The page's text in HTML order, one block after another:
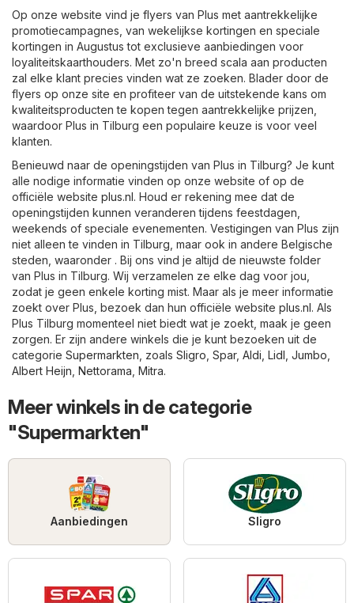
Op onze website vind je flyers van Plus met aantrekkelijke
promotiecampagnes, van wekelijkse kortingen en speciale
kortingen in Augustus tot exclusieve aanbiedingen voor
loyaliteitskaarthouders. Met zo'n breed scala aan producten
zal elke klant precies vinden wat ze zoeken. Blader door de
flyers op onze site en profiteer van de uitstekende kans om
kwaliteitsproducten te kopen tegen aantrekkelijke prijzen,
waardoor Plus in Tilburg een populaire keuze is voor veel
klanten.
Benieuwd naar de openingstijden van Plus in Tilburg? Je kunt
alle nodige informatie vinden op onze website of op de
officiële website plus.nl. Houd er rekening mee dat de
openingstijden kunnen veranderen tijdens feestdagen,
weekends of speciale evenementen. Vestigingen van Plus zijn
niet alleen te vinden in Tilburg, maar ook in andere Belgische
steden, waaronder . Bij ons vind je altijd de nieuwste folder
van Plus in Tilburg. Wij verzamelen ze elke dag voor jou,
zodat je geen enkele korting mist. Maar als je meer informatie
zoekt over Plus, bezoek dan hun officiële website plus.nl. Als
Plus Tilburg momenteel niet biedt wat je zoekt, maak je geen
zorgen. Er zijn andere winkels die je kunt bezoeken uit de
categorie Supermarkten , zoals Sligro Spar, Aldi Lidl Jumbo
Albert Heijn Nettorama Mitra.
Meer winkels in de categorie
"Supermarkten"
Aanbiedingen Sligro